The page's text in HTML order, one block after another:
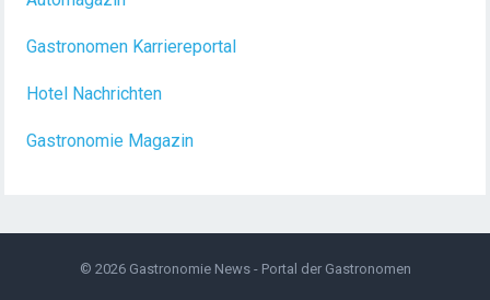
Gastronomen Karriereportal
Hotel Nachrichten
Gastronomie Magazin
© 2026Gastronomie News - Portal der Gastronomen
Nutzung von Cookies Impressum